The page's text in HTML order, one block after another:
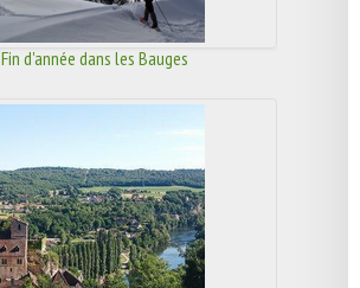
Fin d'année dans les Bauges